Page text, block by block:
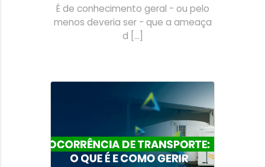
É de conhecimento geral - ou pelo
menos deveria ser - que a ameaça
d [...]